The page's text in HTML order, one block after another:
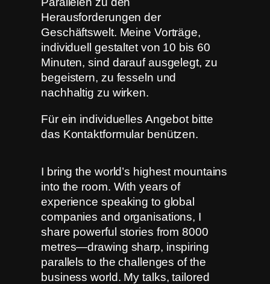
Herausforderungen der
Geschäftswelt. Meine Vorträge,
individuell gestaltet von 10 bis 60
Minuten, sind darauf ausgelegt, zu
begeistern, zu fesseln und
nachhaltig zu wirken.
Für ein individuelles Angebot bitte
das Kontaktformular benützen.
I bring the world’s highest mountains
into the room. With years of
experience speaking to global
companies and organisations, I
share powerful stories from 8000
metres—drawing sharp, inspiring
parallels to the challenges of the
business world. My talks, tailored